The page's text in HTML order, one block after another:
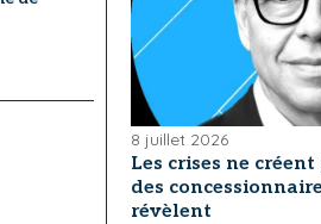
8 juillet 2026
Les crises ne
des
révèlent